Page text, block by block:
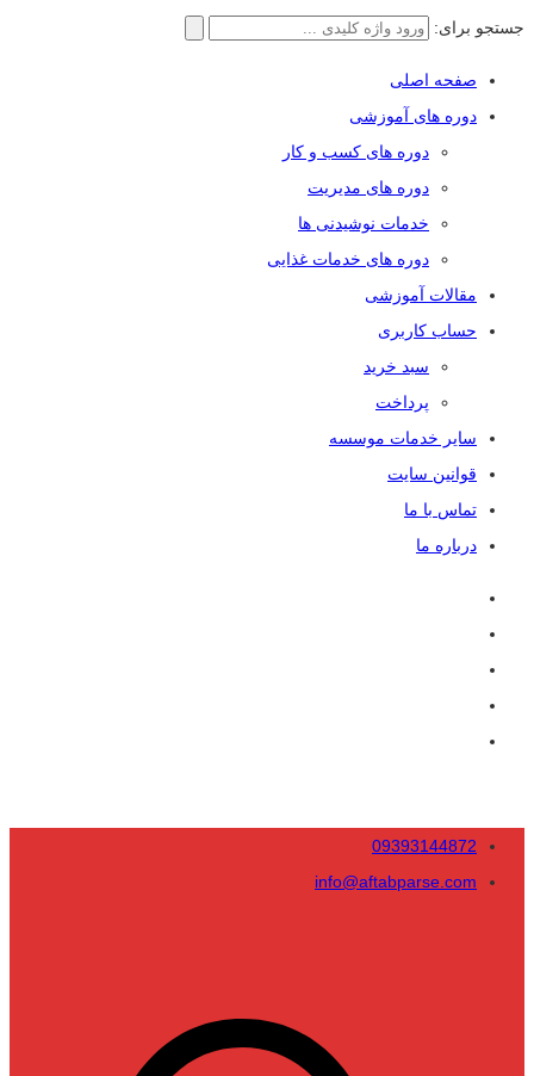
جستجو برای:
صفحه اصلی
دوره های آموزشی
دوره های کسب و کار
دوره های مدیریت
خدمات نوشیدنی ها
دوره های خدمات غذایی
مقالات آموزشی
حساب کاربری
سبد خرید
پرداخت
سایر خدمات موسسه
قوانین سایت
تماس با ما
درباره ما
09393144872
info@aftabparse.com